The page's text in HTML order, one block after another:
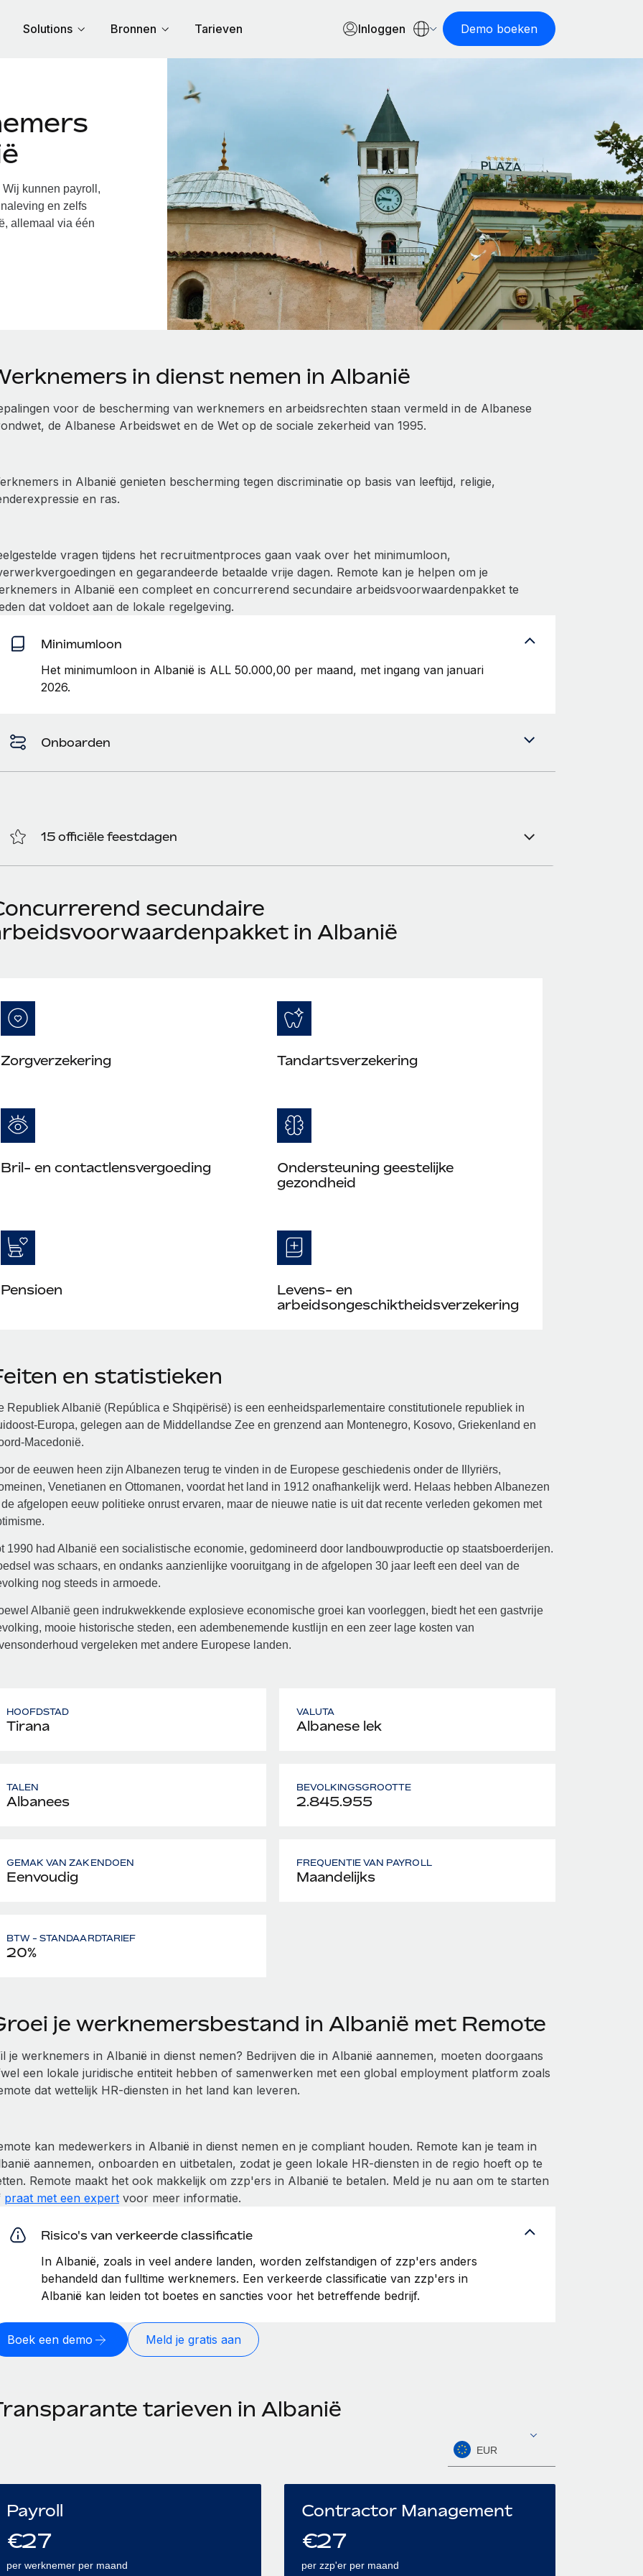
Solutions Bronnen Tarieven Inloggen Demo boeken
kunnen payroll,
en zelfs
allemaal via één
in dienst nemen in Albanië
voor de bescherming van werknemers en arbeidsrechten staan vermeld in de Albanese
de Albanese Arbeidswet en de Wet op de sociale zekerheid van 1995.
in Albanië genieten bescherming tegen discriminatie op basis van leeftijd, religie,
en ras.
vragen tijdens het recruitmentproces gaan vaak over het minimumloon,
en gegarandeerde betaalde vrije dagen. Remote kan je helpen om je
in Albanië een compleet en concurrerend secundaire arbeidsvoorwaardenpakket te
dat voldoet aan de lokale regelgeving.
Minimumloon
Het minimumloon in Albanië is ALL 50.000,00 per maand, met ingang van januari
2026.
Onboarden
15 officiële feestdagen
secundaire
in Albanië
Zorgverzekering Tandartsverzekering
Bril- en contactlensvergoeding
Ondersteuning geestelijke
gezondheid
Pensioen
Levens- en
arbeidsongeschiktheidsverzekering
en statistieken
Republiek Albanië (República e Shqipërisë) is een eenheidsparlementaire constitutionele republiek in
Europa, gelegen aan de Middellandse Zee en grenzend aan Montenegro, Kosovo, Griekenland en
Macedonië.
de eeuwen heen zijn Albanezen terug te vinden in de Europese geschiedenis onder de Illyriërs,
Venetianen en Ottomanen, voordat het land in 1912 onafhankelijk werd. Helaas hebben Albanezen
afgelopen eeuw politieke onrust ervaren, maar de nieuwe natie is uit dat recente verleden gekomen met
1990 had Albanië een socialistische economie, gedomineerd door landbouwproductie op staatsboerderijen.
was schaars, en ondanks aanzienlijke vooruitgang in de afgelopen 30 jaar leeft een deel van de
nog steeds in armoede.
Albanië geen indrukwekkende explosieve economische groei kan voorleggen, biedt het een gastvrije
mooie historische steden, een adembenemende kustlijn en een zeer lage kosten van
vergeleken met andere Europese landen.
HOOFDSTAD
Tirana
VALUTA
Albanese lek
TALEN
Albanees
BEVOLKINGSGROOTTE
2.845.955
GEMAK VAN ZAKENDOEN
Eenvoudig
FREQUENTIE VAN PAYROLL
Maandelijks
BTW - STANDAARDTARIEF
20%
je werknemersbestand in Albanië met Remote
je werknemers in Albanië in dienst nemen? Bedrijven die in Albanië aannemen, moeten doorgaans
een lokale juridische entiteit hebben of samenwerken met een global employment platform zoals
dat wettelijk HR-diensten in het land kan leveren.
kan medewerkers in Albanië in dienst nemen en je compliant houden. Remote kan je team in
aannemen, onboarden en uitbetalen, zodat je geen lokale HR-diensten in de regio hoeft op te
Remote maakt het ook makkelijk om zzp'ers in Albanië te betalen. Meld je nu aan om te starten
praat met een expertvoor meer informatie.
Risico's van verkeerde classificatie
In Albanië, zoals in veel andere landen, worden zelfstandigen of zzp'ers anders
behandeld dan fulltime werknemers. Een verkeerde classificatie van zzp'ers in
Albanië kan leiden tot boetes en sancties voor het betreffende bedrijf.
Boek een demo Meld je gratis aan
tarieven in Albanië
EUR
Payroll
€27
per werknemer per maand
Contractor Management
€27
per zzp'er per maand